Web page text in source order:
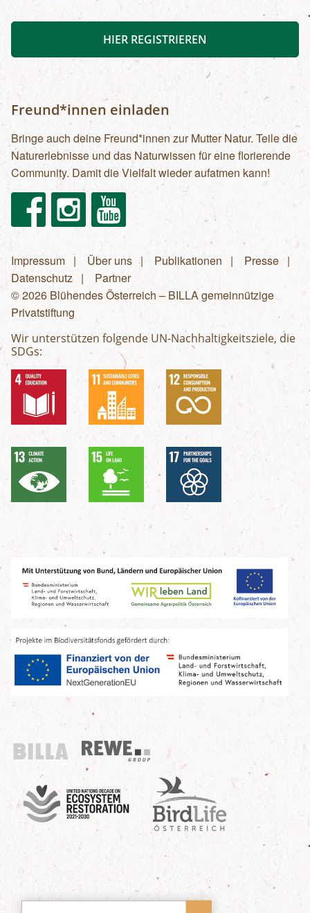
HIER REGISTRIEREN
Freund*innen einladen
Bringe auch deine Freund*innen zur Mutter Natur. Teile die
Naturerlebnisse und das Naturwissen für eine florierende
Community. Damit die Vielfalt wieder aufatmen kann!
FacebookInstagram Youtube
Fußzeilenmenü
Impressum Über uns Publikationen
Presse
Datenschutz
Partner
© 2026 Blühendes Österreich – BILLA gemeinnützige
Privatstiftung
Wir unterstützen folgende UN-Nachhaltigkeitsziele, die
SDGs:
Billa
REWE Group
UN Decade
Birdlife